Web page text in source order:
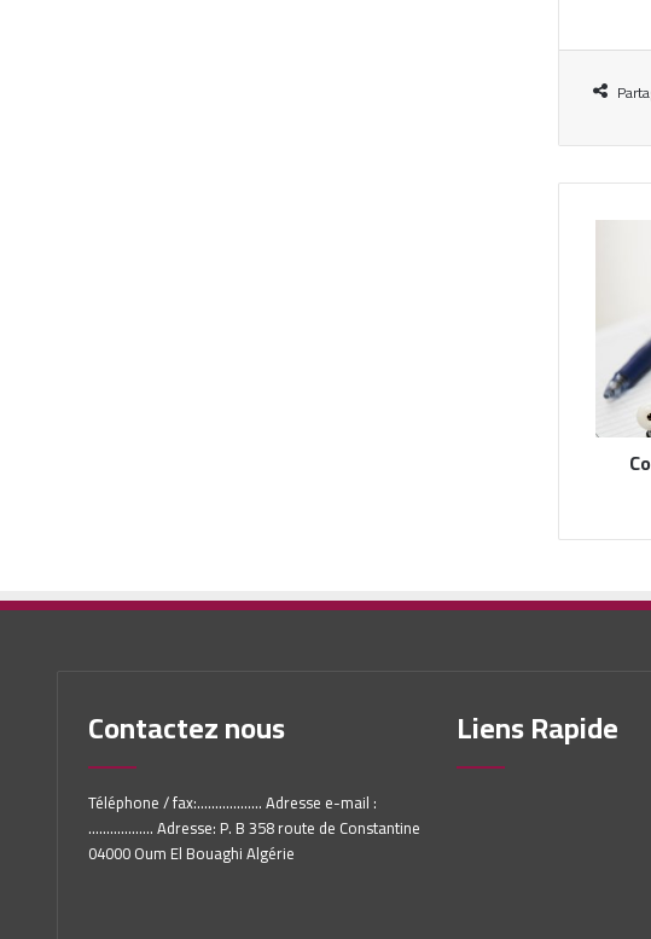
Contactez nous
Téléphone / fax:.................. Adresse e-mail :
.................. Adresse: P. B 358 route de Constantine
04000 Oum El Bouaghi Algérie
Liens Rapide